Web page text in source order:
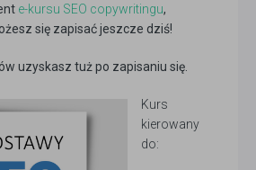
e-kursu SEO copywritingu,
się zapisać jeszcze dziś!
uzyskasz tuż po zapisaniu się.
Kurs
kierowany
do: